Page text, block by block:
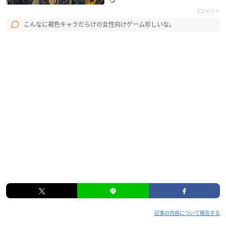
3コメント
こんなに褐色キャラだらけの女性向けゲーム珍しいな。
記事の内容について報告する